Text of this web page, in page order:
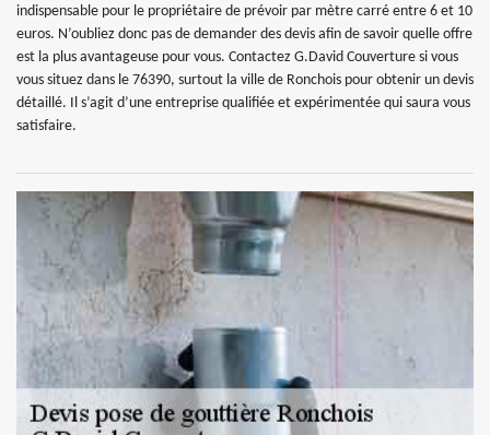
indispensable pour le propriétaire de prévoir par mètre carré entre 6 et 10
euros. N’oubliez donc pas de demander des devis afin de savoir quelle offre
est la plus avantageuse pour vous. Contactez G.David Couverture si vous
vous situez dans le 76390, surtout la ville de Ronchois pour obtenir un devis
détaillé. Il s’agit d’une entreprise qualifiée et expérimentée qui saura vous
satisfaire.